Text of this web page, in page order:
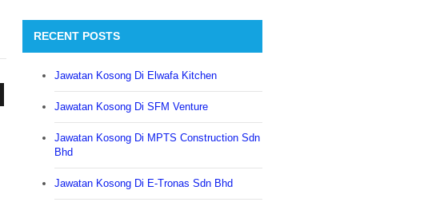
RECENT POSTS
Jawatan Kosong Di Elwafa Kitchen
Jawatan Kosong Di SFM Venture
Jawatan Kosong Di MPTS Construction Sdn
Bhd
Jawatan Kosong Di E-Tronas Sdn Bhd